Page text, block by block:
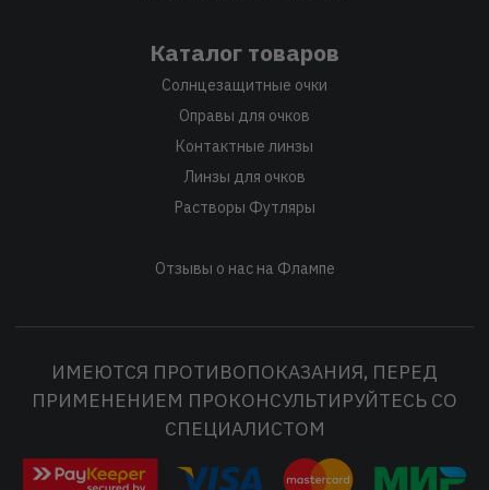
Каталог товаров
Солнцезащитные очки
Оправы для очков
Контактные линзы
Линзы для очков
Растворы Футляры
Отзывы о нас на Флампе
ИМЕЮТСЯ ПРОТИВОПОКАЗАНИЯ, ПЕРЕД
ПРИМЕНЕНИЕМ ПРОКОНСУЛЬТИРУЙТЕСЬ СО
СПЕЦИАЛИСТОМ